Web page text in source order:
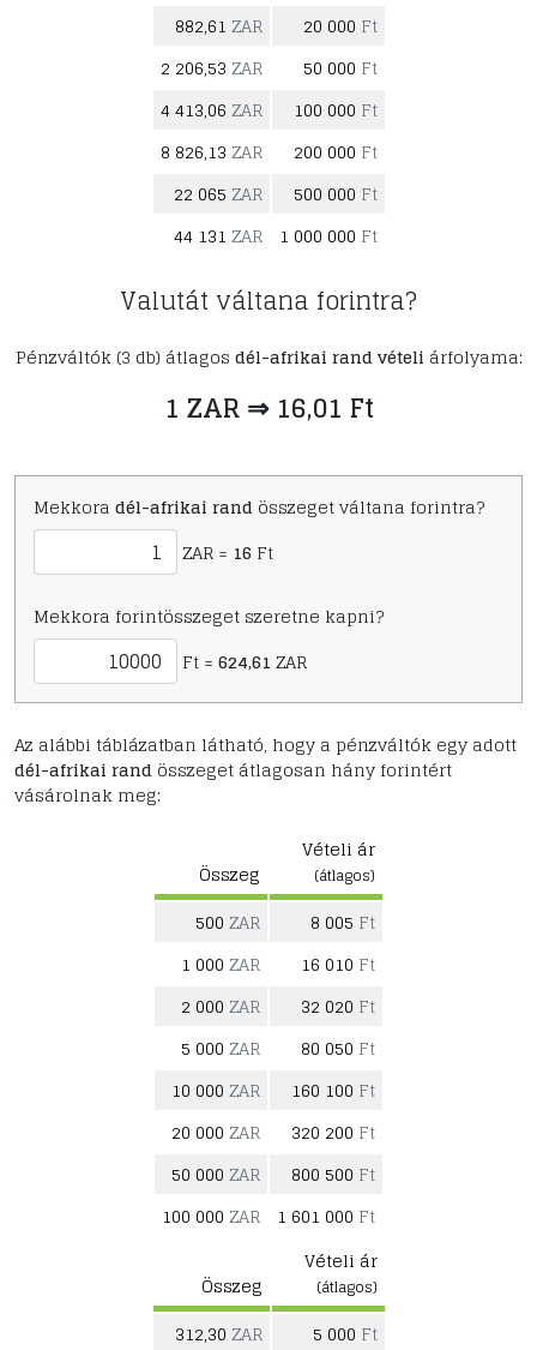
882,61 ZAR 20 000 Ft
2 206,53 ZAR 50 000 Ft
4 413,06 ZAR 100 000 Ft
8 826,13 ZAR 200 000 Ft
22 065 ZAR 500 000 Ft
44 131 ZAR 1 000 000 Ft
Valutát váltana forintra?
Pénzváltók (3 db) átlagos dél-afrikai rand vételi árfolyama:
1 ZAR ⇒ 16,01 Ft
Mekkora dél-afrikai rand összeget váltana forintra?
ZAR = 16 Ft
Mekkora forintösszeget szeretne kapni?
Ft = 624,61 ZAR
Az alábbi táblázatban látható, hogy a pénzváltók egy adott
dél-afrikai rand összeget átlagosan hány forintért
vásárolnak meg:
Összeg
Vételi ár
(átlagos)
500 ZAR 8 005 Ft
1 000 ZAR 16 010 Ft
2 000 ZAR 32 020 Ft
5 000 ZAR 80 050 Ft
10 000 ZAR 160 100 Ft
20 000 ZAR 320 200 Ft
50 000 ZAR 800 500 Ft
100 000 ZAR 1 601 000 Ft
Összeg
Vételi ár
(átlagos)
312,30 ZAR 5 000 Ft